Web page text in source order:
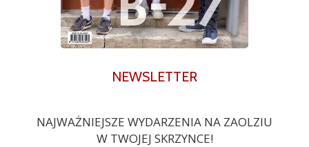
NEWSLETTER
NAJWAŻNIEJSZE WYDARZENIA NA ZAOLZIU
W TWOJEJ SKRZYNCE!